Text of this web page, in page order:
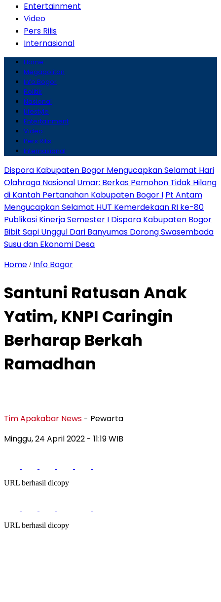
Entertainment
Video
Pers Rilis
Internasional
Home
Megapolitan
Info Bogor
Politik
Nasional
Lifestyle
Entertainment
Video
Pers Rilis
Internasional
Dispora Kabupaten Bogor Mengucapkan Selamat Hari
Olahraga Nasional Umar: Berkas Pemohon Tidak Hilang
di Kantah Pertanahan Kabupaten Bogor I Pt Antam
Mengucapkan Selamat HUT Kemerdekaan RI ke-80
Publikasi Kinerja Semester I Dispora Kabupaten Bogor
Bibit Sapi Unggul Dari Banyumas Dorong Swasembada
Susu dan Ekonomi Desa
Home / Info Bogor
Santuni Ratusan Anak
Yatim, KNPI Caringin
Berharap Berkah
Ramadhan
Tim Apakabar News - Pewarta
Minggu, 24 April 2022 - 11:19 WIB
URL berhasil dicopy
URL berhasil dicopy